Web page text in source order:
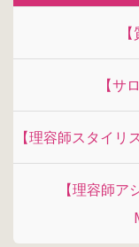
【
【理容師スタイ
【理容師ア